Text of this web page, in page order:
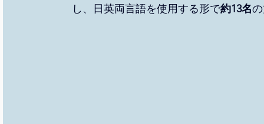
し、日英両言語を使用する形で約13名